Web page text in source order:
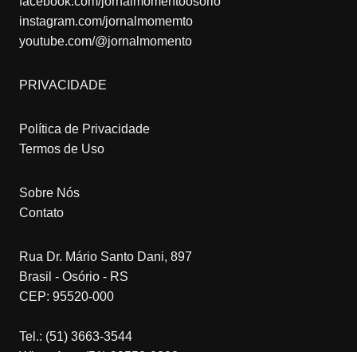
instagram.com/jornalmomemto
youtube.com/@jornalmomento
PRIVACIDADE
Política de Privacidade
Termos de Uso
Sobre Nós
Contato
Rua Dr. Mário Santo Dani, 897
Brasil - Osório - RS
CEP: 95520-000
Tel.: (51) 3663-3544